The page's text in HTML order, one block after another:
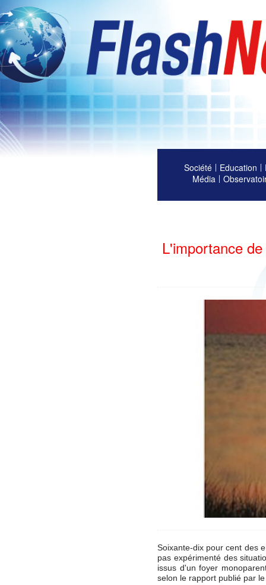
Société Education
Média
L'importance
Soixante-dix pour cent des
pas expérimenté des
issus d'un foyer
selon le rapport publié par